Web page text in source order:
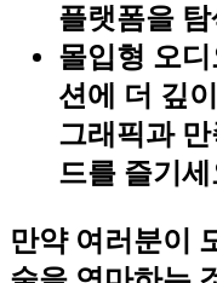
플랫폼을
몰입형 오
션에 더 깊
그래픽과
드를 즐기세
만약 여러분이